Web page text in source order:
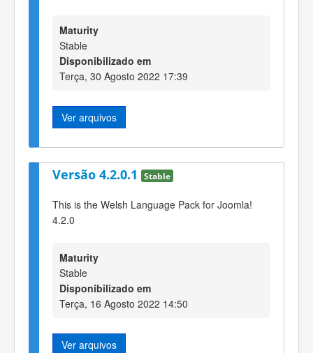
Maturity
Stable
Disponibilizado em
Terça, 30 Agosto 2022 17:39
Ver arquivos
Versão 4.2.0.1 Stable
This is the Welsh Language Pack for Joomla!
4.2.0
Maturity
Stable
Disponibilizado em
Terça, 16 Agosto 2022 14:50
Ver arquivos